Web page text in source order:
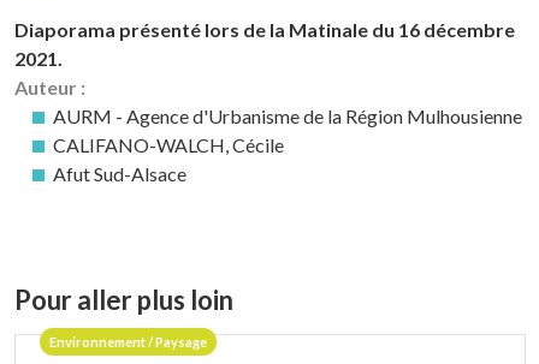
Diaporama présenté lors de la Matinale du 16 décembre
2021.
Auteur :
AURM - Agence d'Urbanisme de la Région Mulhousienne
CALIFANO-WALCH, Cécile
Afut Sud-Alsace
Pour aller plus loin
Environnement / Paysage